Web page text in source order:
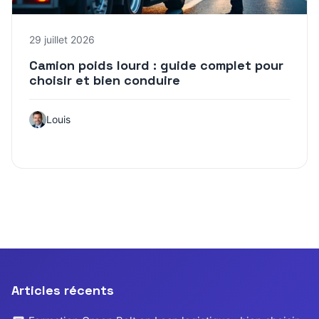
29 juillet 2026
Camion poids lourd : guide complet pour
choisir et bien conduire
Louis
Articles récents